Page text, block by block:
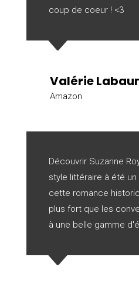
coup de coeur ! <3
C
Valérie
Amazon
Découvrir Suzanne
style littéraire à été un
cette romance
plus fort que les
à une belle gamme
C